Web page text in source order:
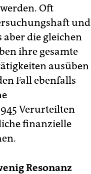
Oft
und
die gleichen
ihre gesamte
ausüben
Fall ebenfalls
Verurteilten
finanzielle
Resonanz